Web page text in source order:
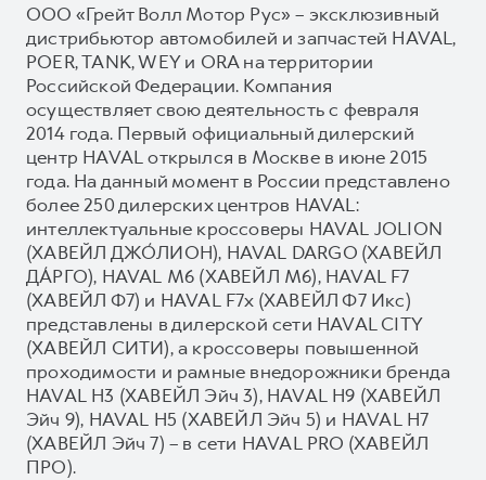
ООО «Грейт Волл Мотор Рус» – эксклюзивный
дистрибьютор автомобилей и запчастей HAVAL,
POER, TANK, WEY и ORA на территории
Российской Федерации. Компания
осуществляет свою деятельность с февраля
2014 года. Первый официальный дилерский
центр HAVAL открылся в Москве в июне 2015
года. На данный момент в России представлено
более 250 дилерских центров HAVAL:
интеллектуальные кроссоверы HAVAL JOLION
(ХАВЕЙЛ ДЖО́ЛИОН), HAVAL DARGO (ХАВЕЙЛ
ДА́РГО), HAVAL М6 (ХАВЕЙЛ M6), HAVAL F7
(ХАВЕЙЛ Ф7) и HAVAL F7x (ХАВЕЙЛ Ф7 Икс)
представлены в дилерской сети HAVAL CITY
(ХАВЕЙЛ СИТИ), а кроссоверы повышенной
проходимости и рамные внедорожники бренда
HAVAL H3 (ХАВЕЙЛ Эйч 3), HAVAL H9 (ХАВЕЙЛ
Эйч 9), HAVAL H5 (ХАВЕЙЛ Эйч 5) и HAVAL H7
(ХАВЕЙЛ Эйч 7) – в сети HAVAL PRO (ХАВЕЙЛ
ПРО).